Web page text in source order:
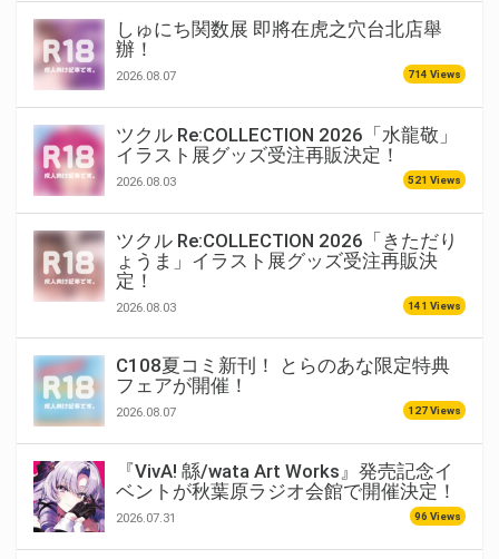
しゅにち関数展 即將在虎之穴台北店舉
辦！
2026.08.07 714 Views
ツクル Re:COLLECTION 2026「水龍敬」
イラスト展グッズ受注再販決定！
2026.08.03 521 Views
ツクル Re:COLLECTION 2026「きただり
ょうま」イラスト展グッズ受注再販決
定！
2026.08.03 141 Views
C108夏コミ新刊！ とらのあな限定特典
フェアが開催！
2026.08.07 127 Views
『VivA! 緜/wata Art Works』発売記念イ
ベントが秋葉原ラジオ会館で開催決定！
2026.07.31 96 Views